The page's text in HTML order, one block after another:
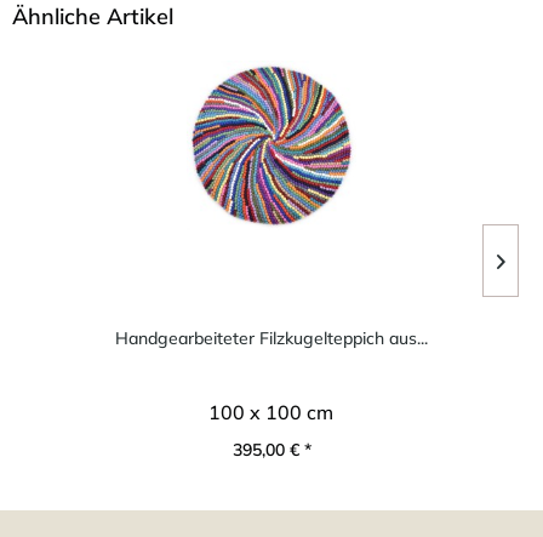
Ähnliche Artikel
Handgearbeiteter Filzkugelteppich aus...
100 x 100 cm
395,00 € *